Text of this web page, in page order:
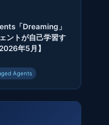
「Dreaming」
ントが自己学習す
年5月】
Agents